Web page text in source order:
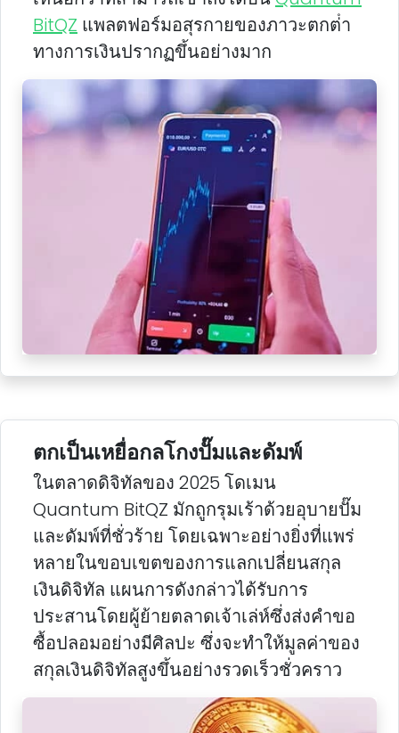
BitQZ แพลตฟอร์มอสุรกายของภาวะตกต่ํา
ทางการเงินปรากฏขึ้นอย่างมาก
ตกเป็นเหยื่อกลโกงปั๊มและดัมพ์
ในตลาดดิจิทัลของ 2025 โดเมน
Quantum BitQZ มักถูกรุมเร้าด้วยอุบายปั๊ม
และดัมพ์ที่ชั่วร้าย โดยเฉพาะอย่างยิ่งที่แพร่
หลายในขอบเขตของการแลกเปลี่ยนสกุล
เงินดิจิทัล แผนการดังกล่าวได้รับการ
ประสานโดยผู้ย้ายตลาดเจ้าเล่ห์ซึ่งส่งคําขอ
ซื้อปลอมอย่างมีศิลปะ ซึ่งจะทําให้มูลค่าของ
สกุลเงินดิจิทัลสูงขึ้นอย่างรวดเร็วชั่วคราว